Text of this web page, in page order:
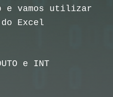
e vamos utilizar
Excel
e INT